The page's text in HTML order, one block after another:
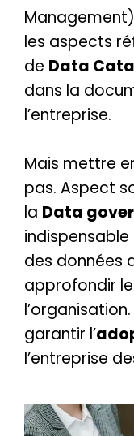
les aspects
de Data
dans la
l’entreprise.
Mais mettre
pas. Aspect
la Data
des données
approfondir
garantir l’
l’entreprise